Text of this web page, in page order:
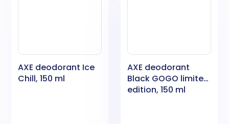
AXE deodorant Ice
Chill, 150 ml
AXE deodorant
Black GOGO limited
edition, 150 ml